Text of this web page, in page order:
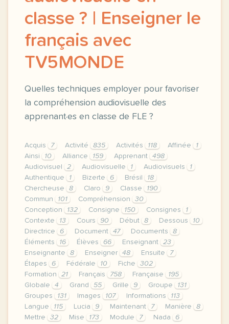
classe ? | Enseigner le
français avec
TV5MONDE
Quelles techniques employer pour favoriser
la compréhension audiovisuelle des
apprenant·es en classe de FLE ?
Acquis 7 Activité 835 Activités 118 Affinée
1
Ainsi
10 Alliance 159 Apprenant
498
Audiovisuel
2 Audiovisuelle 1 Audiovisuels
1
Authentique
1 Bizerte 6 Brésil
18
Chercheuse
8 Claro 9 Classe
190
Commun
101 Compréhension
30
Conception
132 Consigne 150 Consignes
1
Contexte
13 Cours 90 Début 8 Dessous
10
Directrice
6 Document 47 Documents
8
Éléments
16 Élèves 66 Enseignant
23
Enseignante
8 Enseigner 48 Ensuite
7
Étapes
6 Fédérale 10 Fiche
302
Formation
21 Français 758 Française
195
Globale
4 Grand 55 Grille 9 Groupe
131
Groupes
131 Images 107 Informations
113
Langue
115 Lucia 9 Maintenant 7 Manière
8
Mettre
32 Mise 173 Module 7 Nada
6